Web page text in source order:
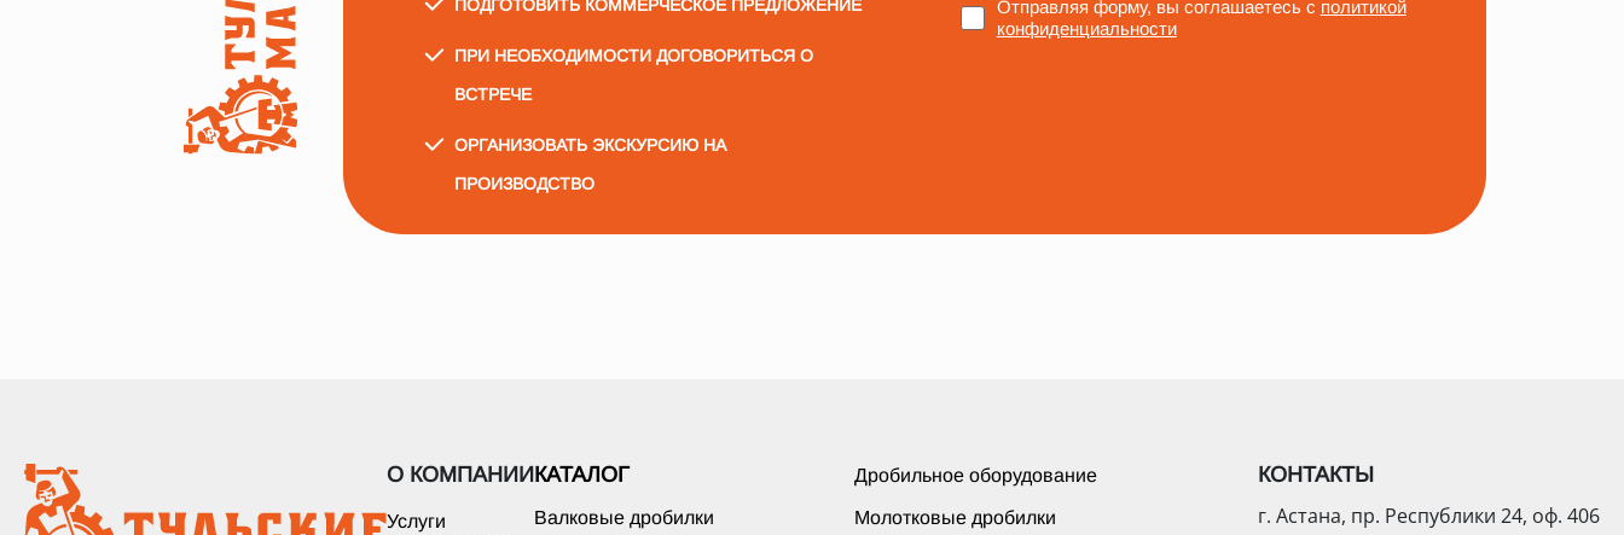
ПОДГОТОВИТЬ КОММЕРЧЕСКОЕ ПРЕДЛОЖЕНИЕ
ПРИ НЕОБХОДИМОСТИ ДОГОВОРИТЬСЯ О
ВСТРЕЧЕ
ОРГАНИЗОВАТЬ ЭКСКУРСИЮ НА
ПРОИЗВОДСТВО
Отправляя форму, вы соглашаетесь с политикой
конфиденциальности
О КОМПАНИИ
Услуги
КАТАЛОГ Дробильное оборудование
Валковые дробилки Молотковые дробилки
КОНТАКТЫ
г. Астана, пр. Республики 24, оф. 406